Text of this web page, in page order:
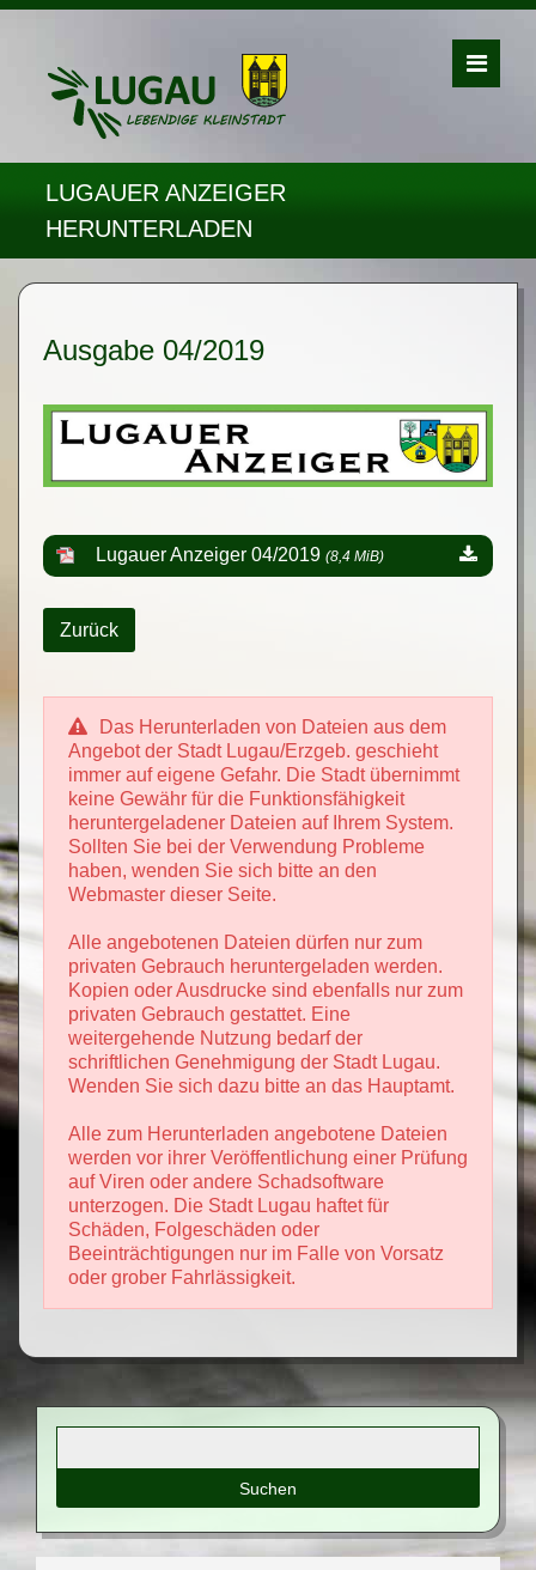
LUGAUER ANZEIGER
HERUNTERLADEN
Ausgabe 04/2019
Lugauer Anzeiger 04/2019 (8,4 MiB)
Zurück
Das Herunterladen von Dateien aus dem
Angebot der Stadt Lugau/Erzgeb. geschieht
immer auf eigene Gefahr. Die Stadt übernimmt
keine Gewähr für die Funktionsfähigkeit
heruntergeladener Dateien auf Ihrem System.
Sollten Sie bei der Verwendung Probleme
haben, wenden Sie sich bitte an den
Webmaster dieser Seite.
Alle angebotenen Dateien dürfen nur zum
privaten Gebrauch heruntergeladen werden.
Kopien oder Ausdrucke sind ebenfalls nur zum
privaten Gebrauch gestattet. Eine
weitergehende Nutzung bedarf der
schriftlichen Genehmigung der Stadt Lugau.
Wenden Sie sich dazu bitte an das Hauptamt.
Alle zum Herunterladen angebotene Dateien
werden vor ihrer Veröffentlichung einer Prüfung
auf Viren oder andere Schadsoftware
unterzogen. Die Stadt Lugau haftet für
Schäden, Folgeschäden oder
Beeinträchtigungen nur im Falle von Vorsatz
oder grober Fahrlässigkeit.